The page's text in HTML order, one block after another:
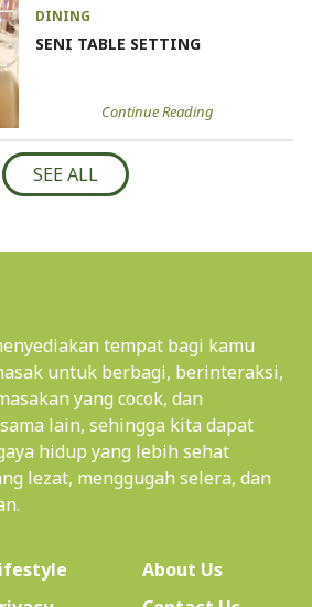
DINING
SENI TABLE SETTING
Continue Reading
SEE ALL
tempat bagi kamu
untuk berbagi, berinteraksi,
yang cocok, dan
lain, sehingga kita dapat
hidup yang lebih sehat
lezat, menggugah selera, dan
About Us(current)